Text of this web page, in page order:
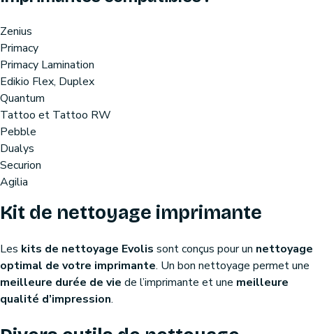
Zenius
Primacy
Primacy Lamination
Edikio Flex, Duplex
Quantum
Tattoo et Tattoo RW
Pebble
Dualys
Securion
Agilia
Kit de nettoyage imprimante
Les kits de nettoyage Evolis sont conçus pour un nettoyage
optimal de votre imprimante. Un bon nettoyage permet une
meilleure durée de vie de l’imprimante et une meilleure
qualité d’impression.